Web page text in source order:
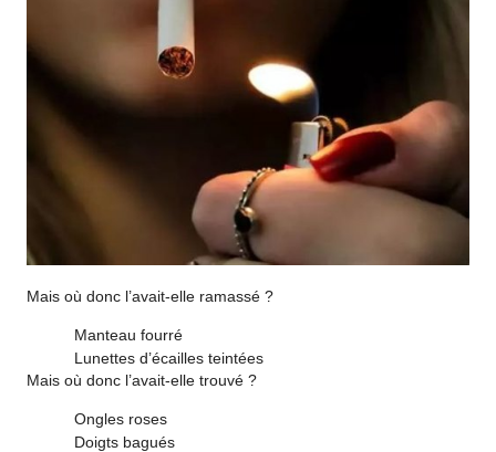
Mais où donc l’avait-elle ramassé ?
Manteau fourré
Lunettes d’écailles teintées
Mais où donc l’avait-elle trouvé ?
Ongles roses
Doigts bagués